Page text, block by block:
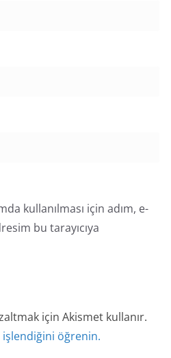
kullanılması için adım, e-
bu tarayıcıya
için Akismet kullanır.
öğrenin.